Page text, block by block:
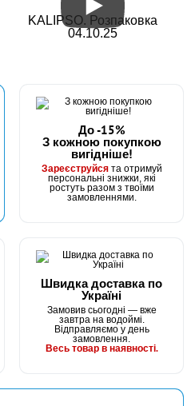
KALIPSO. Розпаковка
04.10.25
До -15%
З кожною покупкою
вигідніше!
Зареєструйсята отримуй
персональні знижки, які
ростуть разом з твоїми
замовленнями.
Швидка доставка по
Україні
Замовив сьогодні — вже
завтра на водоймі.
Відправляємо у день
замовлення.
Весь товар в наявності.